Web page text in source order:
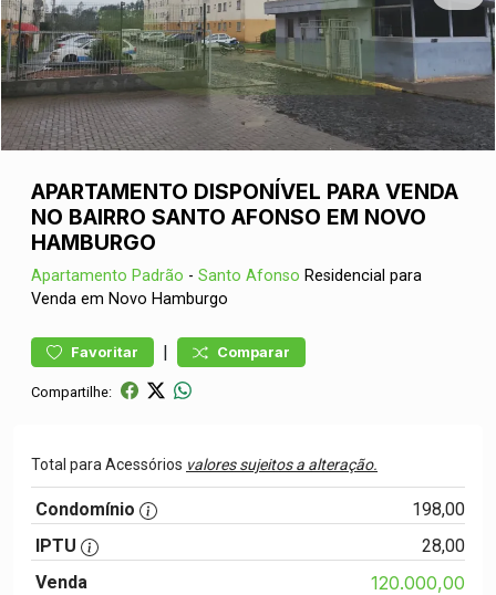
APARTAMENTO DISPONÍVEL PARA VENDA
NO BAIRRO SANTO AFONSO EM NOVO
HAMBURGO
Apartamento Padrão - Santo Afonso Residencial para
Venda em Novo Hamburgo
Favoritar | Comparar
Compartilhe:
Total para Acessórios valores sujeitos a alteração.
Condomínio
198,00
IPTU
28,00
Venda
120.000,00